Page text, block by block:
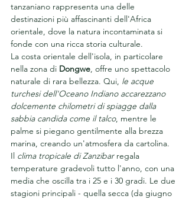
tanzaniano rappresenta una delle
destinazioni più affascinanti dell'Africa
orientale, dove la natura incontaminata si
fonde con una ricca storia culturale.
La costa orientale dell'isola, in particolare
nella zona di Dongwe, offre uno spettacolo
naturale di rara bellezza. Qui, le acque
turchesi dell'Oceano Indiano accarezzano
dolcemente chilometri di spiagge dalla
sabbia candida come il talco, mentre le
palme si piegano gentilmente alla brezza
marina, creando un'atmosfera da cartolina.
Il clima tropicale di Zanzibar regala
temperature gradevoli tutto l'anno, con una
media che oscilla tra i 25 e i 30 gradi. Le due
stagioni principali - quella secca (da giugno